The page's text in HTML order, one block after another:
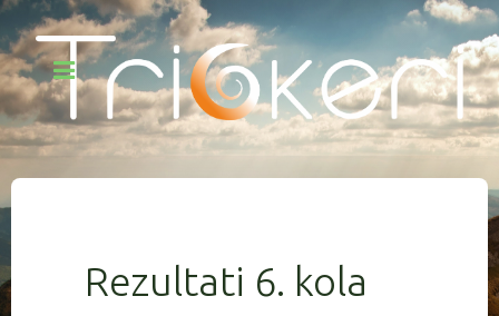
Rezultati 6. kola